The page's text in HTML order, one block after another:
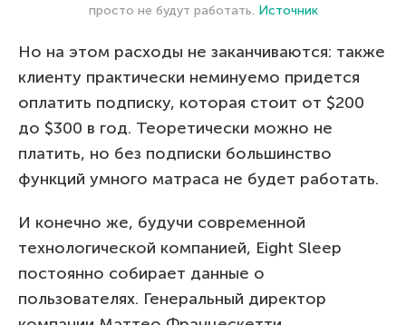
просто не будут работать. Источник
Но на этом расходы не заканчиваются: также
клиенту практически неминуемо придется
оплатить подписку, которая стоит от $200
до $300 в год. Теоретически можно не
платить, но без подписки большинство
функций умного матраса не будет работать.
И конечно же, будучи современной
технологической компанией, Eight Sleep
постоянно собирает данные о
пользователях. Генеральный директор